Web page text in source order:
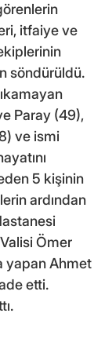
itfaiye ve
söndürüldü.
Paray (49),
ve ismi
5 kişinin
ardından
Ömer
yapan Ahmet
etti.